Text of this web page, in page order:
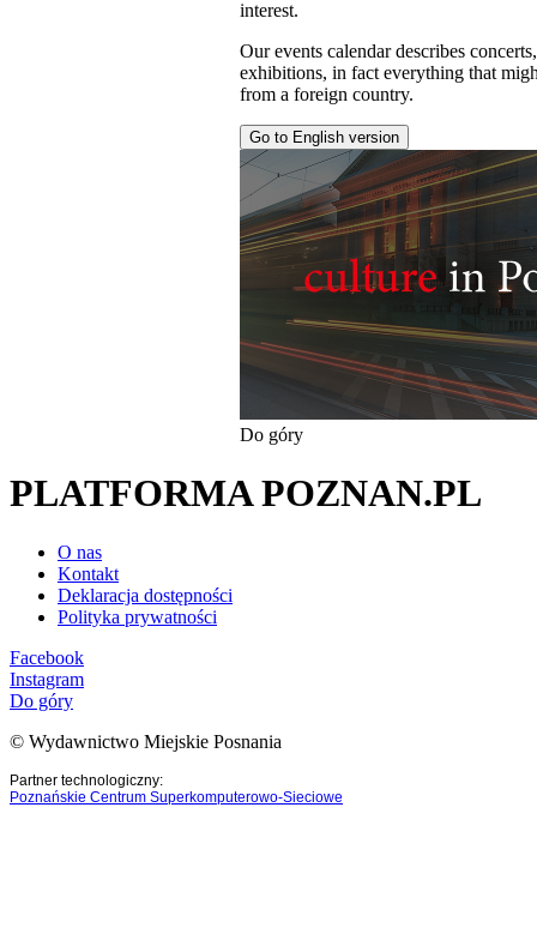
interest.
Our events calendar describes
exhibitions, in fact everything that
from a foreign country.
Go to English version
Do góry
PLATFORMA POZNAN.PL
O nas
Kontakt
Deklaracja dostępności
Polityka prywatności
Facebook
Instagram
Do góry
© Wydawnictwo Miejskie Posnania
Partner technologiczny:
Poznańskie Centrum Superkomputerowo-Sieciowe